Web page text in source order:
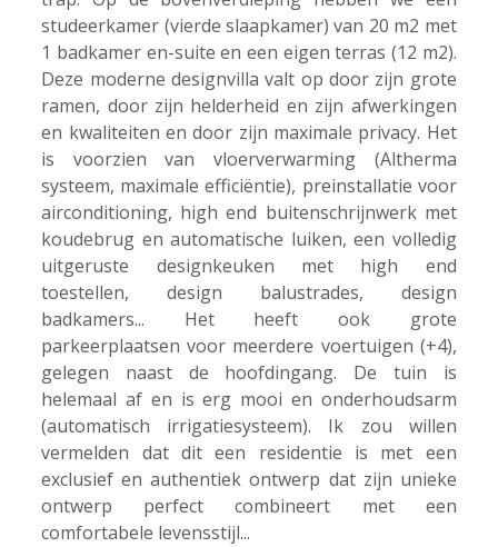
studeerkamer (vierde slaapkamer) van 20 m2 met
1 badkamer en-suite en een eigen terras (12 m2).
Deze moderne designvilla valt op door zijn grote
ramen, door zijn helderheid en zijn afwerkingen
en kwaliteiten en door zijn maximale privacy. Het
is voorzien van vloerverwarming (Altherma
systeem, maximale efficiëntie), preinstallatie voor
airconditioning, high end buitenschrijnwerk met
koudebrug en automatische luiken, een volledig
uitgeruste designkeuken met high end
toestellen, design balustrades, design
badkamers... Het heeft ook grote
parkeerplaatsen voor meerdere voertuigen (+4),
gelegen naast de hoofdingang. De tuin is
helemaal af en is erg mooi en onderhoudsarm
(automatisch irrigatiesysteem). Ik zou willen
vermelden dat dit een residentie is met een
exclusief en authentiek ontwerp dat zijn unieke
ontwerp perfect combineert met een
comfortabele levensstijl...